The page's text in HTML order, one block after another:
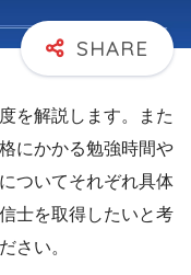
を解説します。また
にかかる勉強時間や
ついてそれぞれ具体
士を取得したいと考
さい。